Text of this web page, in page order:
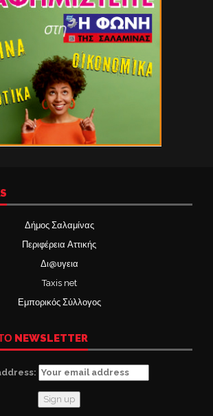
Δήμος Σαλαμίνας
Περιφέρεια Αττικής
Δι@υγεια
Taxis net
Εμπορικός Σύλλογος
NEWSLETTER